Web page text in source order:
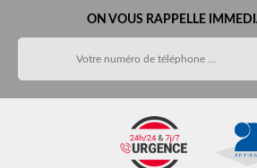
ON VOUS RAPPELLE